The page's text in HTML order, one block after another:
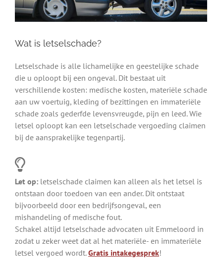
Wat is letselschade?
Letselschade is alle lichamelijke en geestelijke schade
die u oploopt bij een ongeval. Dit bestaat uit
verschillende kosten: medische kosten, materiële schade
aan uw voertuig, kleding of bezittingen en immateriële
schade zoals gederfde levensvreugde, pijn en leed. Wie
letsel oploopt kan een letselschade vergoeding claimen
bij de aansprakelijke tegenpartij.
Let op: letselschade claimen kan alleen als het letsel is
ontstaan door toedoen van een ander. Dit ontstaat
bijvoorbeeld door een bedrijfsongeval, een
mishandeling of medische fout.
Schakel altijd letselschade advocaten uit Emmeloord in
zodat u zeker weet dat al het materiële- en immateriële
letsel vergoed wordt.Gratis intakegesprek!